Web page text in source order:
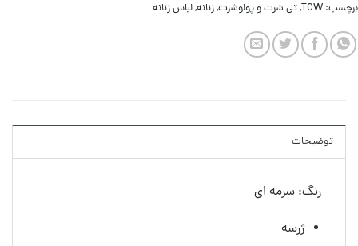
برچسب: TCW
,تی شرت و پولوشرت,زنانه,لباس زنانه
توضیحات
رنگ: سرمه ای
ژرسه